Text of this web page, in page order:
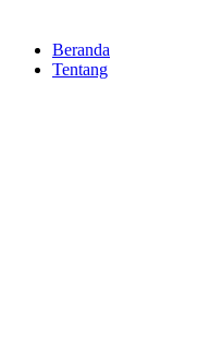
Beranda
Tentang